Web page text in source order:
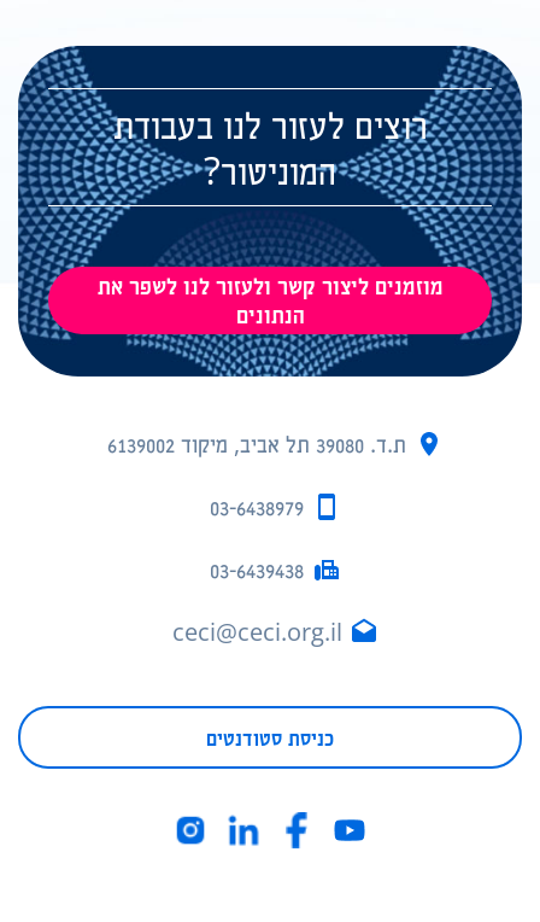
רוצים לעזור לנו בעבודת
המוניטור?
מוזמנים ליצור קשר ולעזור לנו לשפר את
הנתונים
ת.ד. 39080 תל אביב, מיקוד 6139002
03-6438979
03-6439438
ceci@ceci.org.il
כניסת סטודנטים